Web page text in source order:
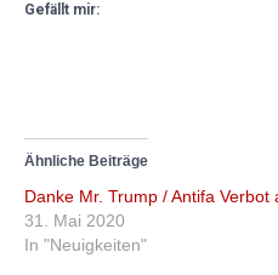
Gefällt mir:
Ähnliche Beiträge
Danke Mr. Trump / Antifa
31. Mai 2020
In "Neuigkeiten"